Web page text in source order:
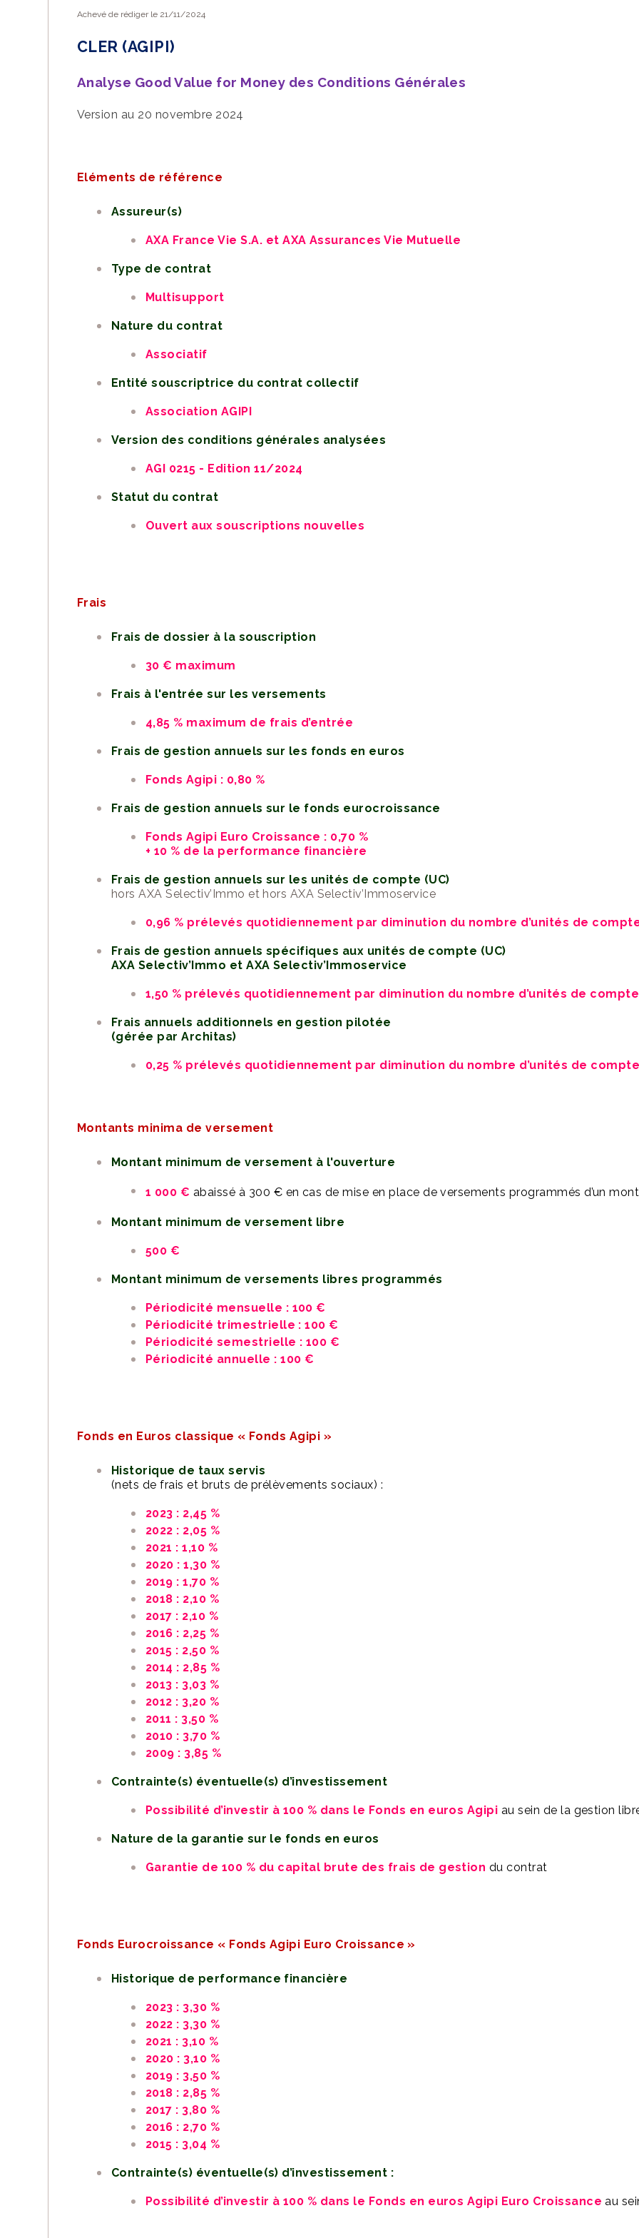
Vous appréciez le site ?
Vous pouvez
EN SAVOIR PLUS
Achevé de rédiger le 21/11/2024
CLER (AGIPI)
Analyse Good Value for Money des Conditions Générales
Version au 20 novembre 2024
Eléments de référence
Assureur(s)
AXA France Vie S.A. et AXA Assurances Vie Mutuelle
Type de contrat
Multisupport
Nature du contrat
Associatif
Entité souscriptrice du contrat collectif
Association AGIPI
Version des conditions générales analysées
AGI 0215 - Edition 11/2024
Statut du contrat
Ouvert aux souscriptions nouvelles
Frais
Frais de dossier à la souscription
30 € maximum
Frais à l'entrée sur les versements
4,85 % maximum de frais d’entrée
Frais de gestion annuels sur les fonds en euros
Fonds Agipi : 0,80 %
Frais de gestion annuels sur le fonds eurocroissance
Fonds Agipi Euro Croissance : 0,70 %
+ 10 % de la performance financière
Frais de gestion annuels sur les unités de compte (UC)
hors AXA Selectiv’Immo et hors AXA Selectiv’Immoservice
0,96 % prélevés quotidiennement par diminution du nombre d’unités de
Frais de gestion annuels spécifiques aux unités de compte (UC)
AXA Selectiv’Immo et AXA Selectiv’Immoservice
1,50 % prélevés quotidiennement par diminution du nombre d’unités de compte
Frais annuels additionnels en gestion pilotée
(gérée par Architas)
0,25 % prélevés quotidiennement par diminution du nombre d’unités de compte
Montants minima de versement
Montant minimum de versement à l'ouverture
1 000 € abaissé à 300 € en cas de mise en place de versements programmés d’un
Montant minimum de versement libre
500 €
Montant minimum de versements libres programmés
Périodicité mensuelle : 100 €
Périodicité trimestrielle : 100 €
Périodicité semestrielle : 100 €
Périodicité annuelle : 100 €
Fonds en Euros classique « Fonds Agipi »
Historique de taux servis
(nets de frais et bruts de prélèvements sociaux) :
2023 : 2,45 %
2022 : 2,05 %
2021 : 1,10 %
2020 : 1,30 %
2019 : 1,70 %
2018 : 2,10 %
2017 : 2,10 %
2016 : 2,25 %
2015 : 2,50 %
2014 : 2,85 %
2013 : 3,03 %
2012 : 3,20 %
2011 : 3,50 %
2010 : 3,70 %
2009 : 3,85 %
Contrainte(s) éventuelle(s) d’investissement
Possibilité d’investir à 100 % dans le Fonds en euros Agipi au sein de la gestion
Nature de la garantie sur le fonds en euros
Garantie de 100 % du capital brute des frais de gestion du contrat
Fonds Eurocroissance « Fonds Agipi Euro Croissance »
Historique de performance financière
2023 : 3,30 %
2022 : 3,30 %
2021 : 3,10 %
2020 : 3,10 %
2019 : 3,50 %
2018 : 2,85 %
2017 : 3,80 %
2016 : 2,70 %
2015 : 3,04 %
Contrainte(s) éventuelle(s) d’investissement :
Possibilité d’investir à 100 % dans le Fonds en euros Agipi Euro Croissance au